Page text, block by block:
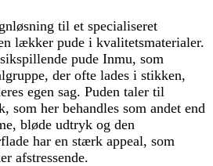
til et specialiseret
lækker pude i kvalitetsmaterialer.
pude Inmu, som
der ofte lades i stikken,
egen sag. Puden taler til
som her behandles som andet end
bløde udtryk og den
har en stærk appeal, som
afstressende.